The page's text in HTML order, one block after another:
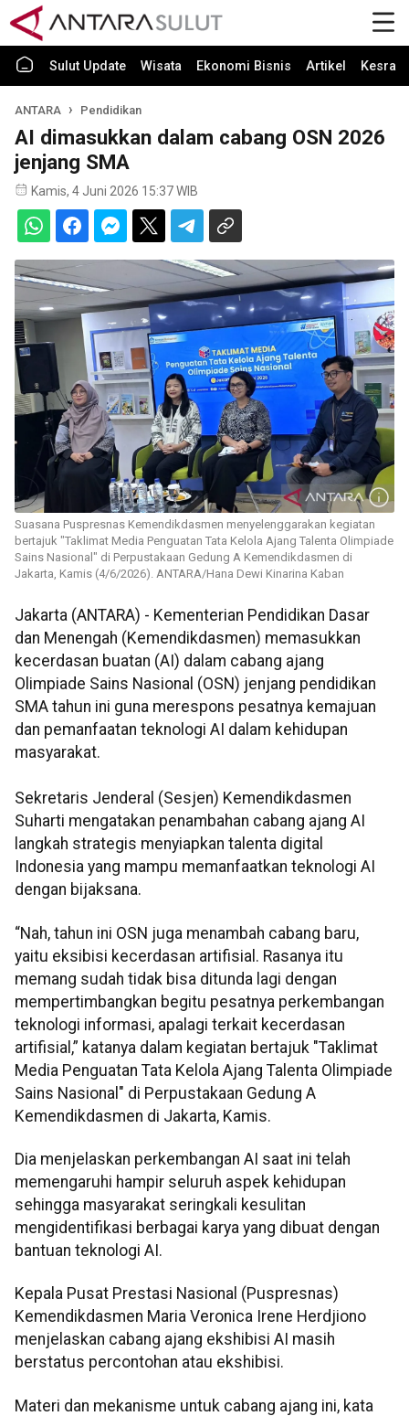
Sulut Update Wisata Ekonomi Bisnis Artikel Kesra
ANTARA Pendidikan
AI dimasukkan dalam cabang OSN 2026
jenjang SMA
Kamis, 4 Juni 2026 15:37 WIB
Suasana Puspresnas Kemendikdasmen menyelenggarakan kegiatan
bertajuk "Taklimat Media Penguatan Tata Kelola Ajang Talenta Olimpiade
Sains Nasional" di Perpustakaan Gedung A Kemendikdasmen di
Jakarta, Kamis (4/6/2026). ANTARA/Hana Dewi Kinarina Kaban
Jakarta (ANTARA) - Kementerian Pendidikan Dasar
dan Menengah (Kemendikdasmen) memasukkan
kecerdasan buatan (AI) dalam cabang ajang
Olimpiade Sains Nasional (OSN) jenjang pendidikan
SMA tahun ini guna merespons pesatnya kemajuan
dan pemanfaatan teknologi AI dalam kehidupan
masyarakat.
Sekretaris Jenderal (Sesjen) Kemendikdasmen
Suharti mengatakan penambahan cabang ajang AI
langkah strategis menyiapkan talenta digital
Indonesia yang mampu memanfaatkan teknologi AI
dengan bijaksana.
“Nah, tahun ini OSN juga menambah cabang baru,
yaitu eksibisi kecerdasan artifisial. Rasanya itu
memang sudah tidak bisa ditunda lagi dengan
mempertimbangkan begitu pesatnya perkembangan
teknologi informasi, apalagi terkait kecerdasan
artifisial,” katanya dalam kegiatan bertajuk "Taklimat
Media Penguatan Tata Kelola Ajang Talenta Olimpiade
Sains Nasional" di Perpustakaan Gedung A
Kemendikdasmen di Jakarta, Kamis.
Dia menjelaskan perkembangan AI saat ini telah
memengaruhi hampir seluruh aspek kehidupan
sehingga masyarakat seringkali kesulitan
mengidentifikasi berbagai karya yang dibuat dengan
bantuan teknologi AI.
Kepala Pusat Prestasi Nasional (Puspresnas)
Kemendikdasmen Maria Veronica Irene Herdjiono
menjelaskan cabang ajang ekshibisi AI masih
berstatus percontohan atau ekshibisi.
Materi dan mekanisme untuk cabang ajang ini, kata